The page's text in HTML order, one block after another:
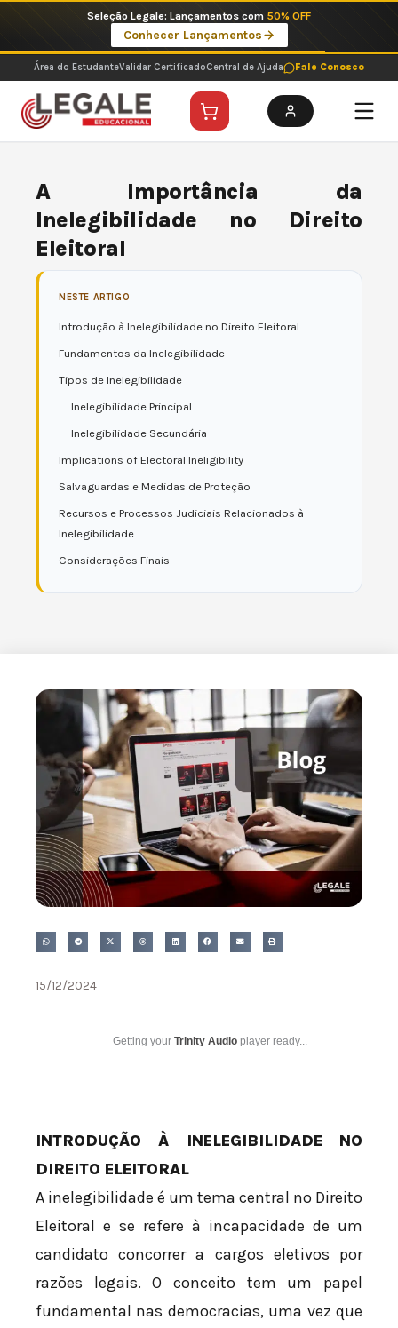
o
conteúdo
Seleção Legale: Lançamentos com 50% OFF
Conhecer Lançamentos
Área do EstudanteValidar CertificadoCentral de Ajuda Fale Conosco
A Importância da
Inelegibilidade no Direito
Eleitoral
NESTE ARTIGO
Introdução à Inelegibilidade no Direito Eleitoral
Fundamentos da Inelegibilidade
Tipos de Inelegibilidade
Inelegibilidade Principal
Inelegibilidade Secundária
Implications of Electoral Ineligibility
Salvaguardas e Medidas de Proteção
Recursos e Processos Judiciais Relacionados à
Inelegibilidade
Considerações Finais
15/12/2024
Getting your Trinity Audio player ready...
INTRODUÇÃO À INELEGIBILIDADE NO
DIREITO ELEITORAL
A inelegibilidade é um tema central no Direito
Eleitoral e se refere à incapacidade de um
candidato concorrer a cargos eletivos por
razões legais. O conceito tem um papel
fundamental nas democracias, uma vez que